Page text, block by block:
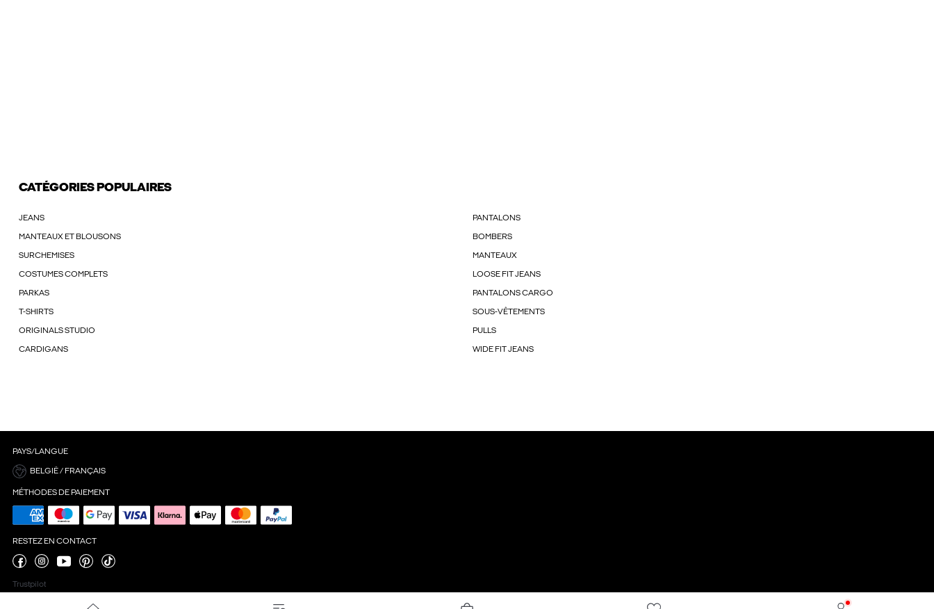
CATÉGORIES POPULAIRES
JEANS PANTALONS
MANTEAUX ET BLOUSONS BOMBERS
SURCHEMISES MANTEAUX
COSTUMES COMPLETS LOOSE FIT JEANS
PARKAS PANTALONS CARGO
T-SHIRTS SOUS-VÊTEMENTS
ORIGINALS STUDIO PULLS
CARDIGANS WIDE FIT JEANS
PAYS/LANGUE
BELGIË / FRANÇAIS
MÉTHODES DE PAIEMENT
RESTEZ EN CONTACT
Trustpilot